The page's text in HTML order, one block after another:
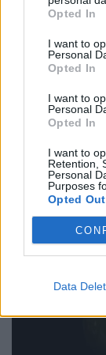
Opted In
I want to
Personal
Opted In
I want to
Personal
Opted In
I want to
Retention,
Personal
Purposes
Opted Out
Data
TESTE –
VIRGILIO